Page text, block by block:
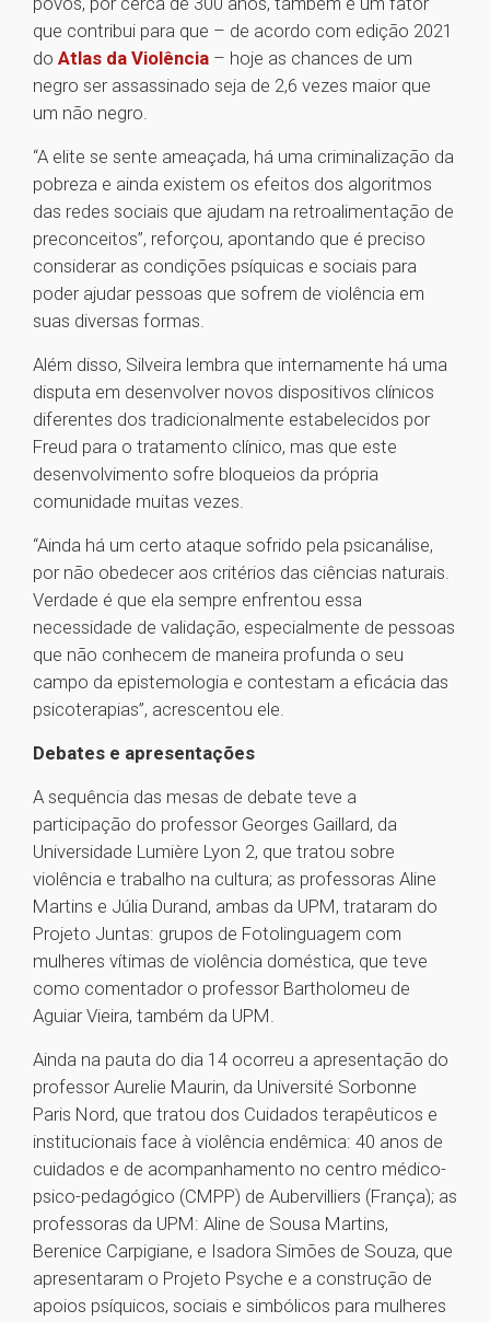
que contribui para que – de acordo com edição 2021
do Atlas da Violência – hoje as chances de um
negro ser assassinado seja de 2,6 vezes maior que
um não negro.
“A elite se sente ameaçada, há uma criminalização da
pobreza e ainda existem os efeitos dos algoritmos
das redes sociais que ajudam na retroalimentação de
preconceitos”, reforçou, apontando que é preciso
considerar as condições psíquicas e sociais para
poder ajudar pessoas que sofrem de violência em
suas diversas formas.
Além disso, Silveira lembra que internamente há uma
disputa em desenvolver novos dispositivos clínicos
diferentes dos tradicionalmente estabelecidos por
Freud para o tratamento clínico, mas que este
desenvolvimento sofre bloqueios da própria
comunidade muitas vezes.
“Ainda há um certo ataque sofrido pela psicanálise,
por não obedecer aos critérios das ciências naturais.
Verdade é que ela sempre enfrentou essa
necessidade de validação, especialmente de pessoas
que não conhecem de maneira profunda o seu
campo da epistemologia e contestam a eficácia das
psicoterapias”, acrescentou ele.
Debates e apresentações
A sequência das mesas de debate teve a
participação do professor Georges Gaillard, da
Universidade Lumière Lyon 2, que tratou sobre
violência e trabalho na cultura; as professoras Aline
Martins e Júlia Durand, ambas da UPM, trataram do
Projeto Juntas: grupos de Fotolinguagem com
mulheres vítimas de violência doméstica, que teve
como comentador o professor Bartholomeu de
Aguiar Vieira, também da UPM.
Ainda na pauta do dia 14 ocorreu a apresentação do
professor Aurelie Maurin, da Université Sorbonne
Paris Nord, que tratou dos Cuidados terapêuticos e
institucionais face à violência endêmica: 40 anos de
cuidados e de acompanhamento no centro médico-
psico-pedagógico (CMPP) de Aubervilliers (França); as
professoras da UPM: Aline de Sousa Martins,
Berenice Carpigiane, e Isadora Simões de Souza, que
apresentaram o Projeto Psyche e a construção de
apoios psíquicos, sociais e simbólicos para mulheres